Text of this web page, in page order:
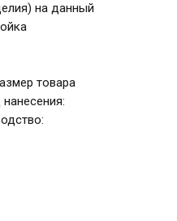
на данный
товара